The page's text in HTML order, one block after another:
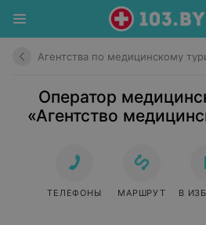
Агентства по медицинскому
Оператор
«Агентство
ТЕЛЕФОНЫ МАРШРУТ В